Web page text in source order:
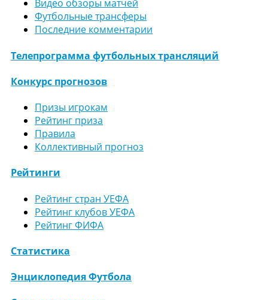
Видео обзоры матчей
Футбольные трансферы
Последние комментарии
Телепрограмма футбольных трансляций
Конкурс прогнозов
Призы игрокам
Рейтинг приза
Правила
Коллективный прогноз
Рейтинги
Рейтинг стран УЕФА
Рейтинг клубов УЕФА
Рейтинг ФИФА
Статистика
Энциклопедия Футбола